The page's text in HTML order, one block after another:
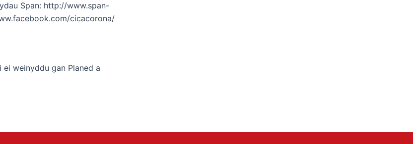
Span: http://www.span-
cicacorona/
weinyddu gan Planed a